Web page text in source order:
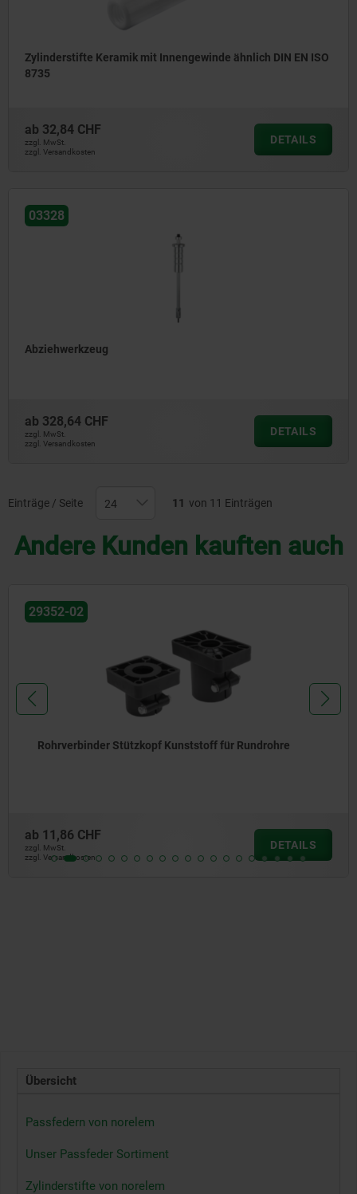
Zylinderstifte Keramik mit Innengewinde ähnlich DIN EN ISO
8735
ab 32,84 CHF
zzgl. MwSt.
zzgl. Versandkosten
DETAILS
03328
Abziehwerkzeug
ab 328,64 CHF
zzgl. MwSt.
zzgl. Versandkosten
DETAILS
Einträge / Seite 11 von 11 Einträgen
Andere Kunden kauften auch
Rohrverbinder Fuß Kunststoff für Rundrohre
ab41,53 CHF
zzgl. Versandkosten
Übersicht
Passfedern von norelem
Unser Passfeder Sortiment
Zylinderstifte von norelem